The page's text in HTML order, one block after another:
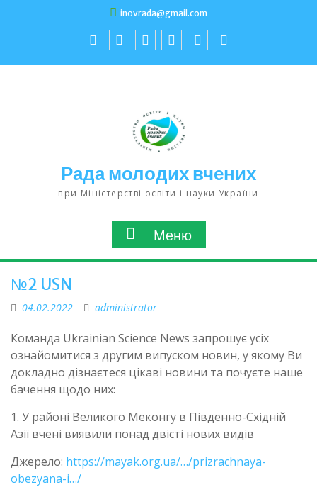
inovrada@gmail.com
Рада молодих вчених
при Міністерстві освіти і науки України
Меню
№2 USN
04.02.2022 administrator
Команда Ukrainian Science News запрошує усіх
ознайомитися з другим випуском новин, у якому Ви
докладно дізнаєтеся цікаві новини та почуєте наше
бачення щодо них:
1. У районі Великого Меконгу в Південно-Східній
Азії вчені виявили понад двісті нових видів
Джерело: https://mayak.org.ua/…/prizrachnaya-
obezyana-i…/